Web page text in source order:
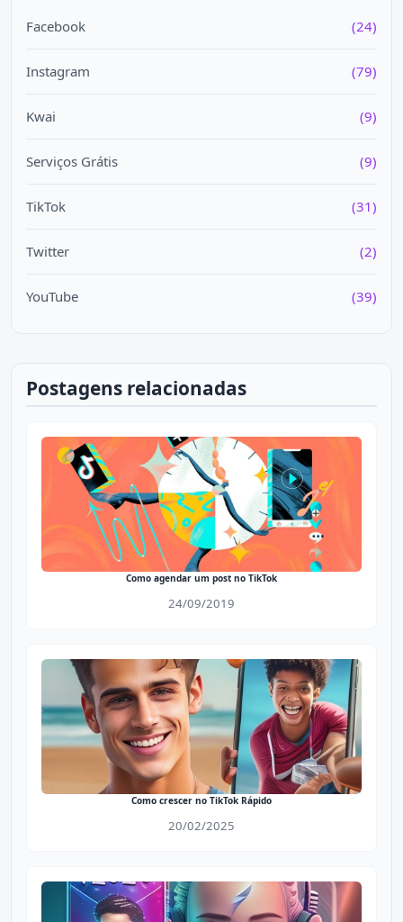
Facebook (24)
Instagram (79)
Kwai (9)
Serviços Grátis (9)
TikTok (31)
Twitter (2)
YouTube (39)
Postagens relacionadas
Como agendar um post no TikTok
24/09/2019
Como crescer no TikTok Rápido
20/02/2025